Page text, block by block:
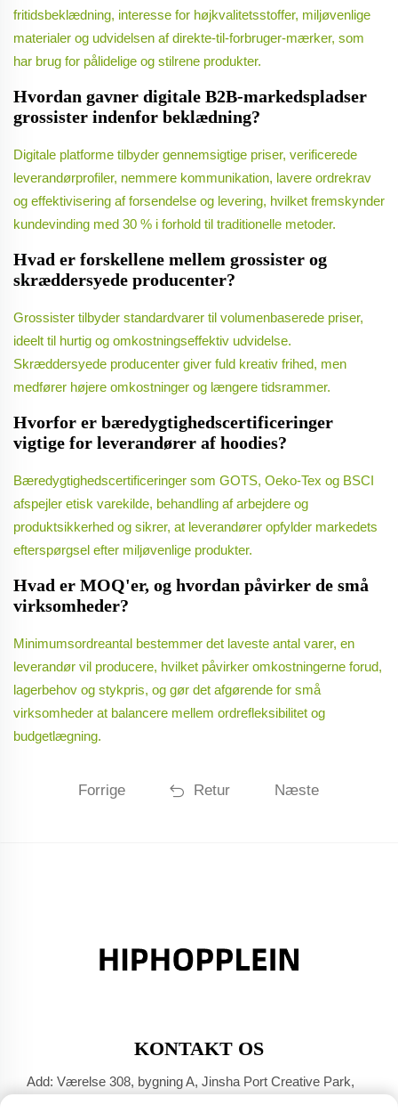
fritidsbeklædning, interesse for højkvalitetsstoffer, miljøvenlige
materialer og udvidelsen af direkte-til-forbruger-mærker, som
har brug for pålidelige og stilrene produkter.
Hvordan gavner digitale B2B-markedspladser
grossister indenfor beklædning?
Digitale platforme tilbyder gennemsigtige priser, verificerede
leverandørprofiler, nemmere kommunikation, lavere ordrekrav
og effektivisering af forsendelse og levering, hvilket fremskynder
kundevinding med 30 % i forhold til traditionelle metoder.
Hvad er forskellene mellem grossister og
skræddersyede producenter?
Grossister tilbyder standardvarer til volumenbaserede priser,
ideelt til hurtig og omkostningseffektiv udvidelse.
Skræddersyede producenter giver fuld kreativ frihed, men
medfører højere omkostninger og længere tidsrammer.
Hvorfor er bæredygtighedscertificeringer
vigtige for leverandører af hoodies?
Bæredygtighedscertificeringer som GOTS, Oeko-Tex og BSCI
afspejler etisk varekilde, behandling af arbejdere og
produktsikkerhed og sikrer, at leverandører opfylder markedets
efterspørgsel efter miljøvenlige produkter.
Hvad er MOQ'er, og hvordan påvirker de små
virksomheder?
Minimumsordreantal bestemmer det laveste antal varer, en
leverandør vil producere, hvilket påvirker omkostningerne forud,
lagerbehov og stykpris, og gør det afgørende for små
virksomheder at balancere mellem ordrefleksibilitet og
budgetlægning.
Forrige Retur Næste
KONTAKT OS
Add: Værelse 308, bygning A, Jinsha Port Creative Park,